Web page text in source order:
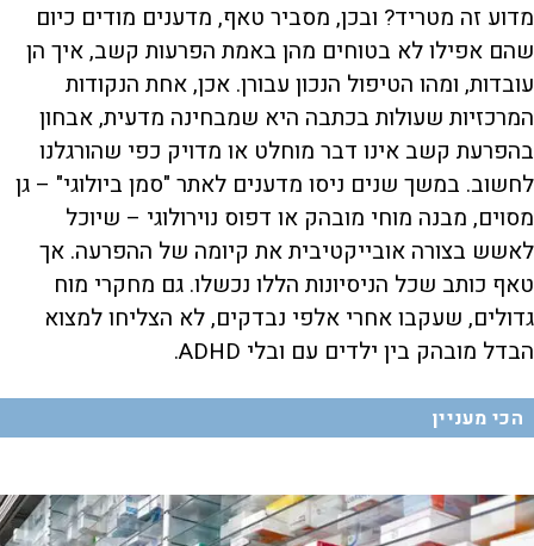
מדוע זה מטריד? ובכן, מסביר טאף, מדענים מודים כיום
שהם אפילו לא בטוחים מהן באמת הפרעות קשב, איך הן
עובדות, ומהו הטיפול הנכון עבורן. אכן, אחת הנקודות
המרכזיות שעולות בכתבה היא שמבחינה מדעית, אבחון
בהפרעת קשב אינו דבר מוחלט או מדויק כפי שהורגלנו
לחשוב. במשך שנים ניסו מדענים לאתר "סמן ביולוגי" – גן
מסוים, מבנה מוחי מובהק או דפוס נוירולוגי – שיוכל
לאשש בצורה אובייקטיבית את קיומה של ההפרעה. אך
טאף כותב שכל הניסיונות הללו נכשלו. גם מחקרי מוח
גדולים, שעקבו אחרי אלפי נבדקים, לא הצליחו למצוא
הבדל מובהק בין ילדים עם ובלי ADHD.
הכי מעניין